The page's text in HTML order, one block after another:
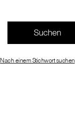
Nach einem Stichwort suchen